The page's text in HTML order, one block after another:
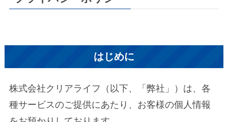
はじめに
株式会社クリアライフ（以下、「弊社」）は、各
種サービスのご提供にあたり、お客様の個人情報